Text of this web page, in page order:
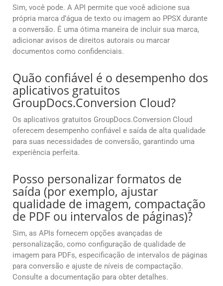
Sim, você pode. A API permite que você adicione sua
própria marca d’água de texto ou imagem ao PPSX durante
a conversão. É uma ótima maneira de incluir sua marca,
adicionar avisos de direitos autorais ou marcar
documentos como confidenciais.
Quão confiável é o desempenho dos
aplicativos gratuitos
GroupDocs.Conversion Cloud?
Os aplicativos gratuitos GroupDocs.Conversion Cloud
oferecem desempenho confiável e saída de alta qualidade
para suas necessidades de conversão, garantindo uma
experiência perfeita.
Posso personalizar formatos de
saída (por exemplo, ajustar
qualidade de imagem, compactação
de PDF ou intervalos de páginas)?
Sim, as APIs fornecem opções avançadas de
personalização, como configuração de qualidade de
imagem para PDFs, especificação de intervalos de páginas
para conversão e ajuste de níveis de compactação.
Consulte a documentação para obter detalhes.